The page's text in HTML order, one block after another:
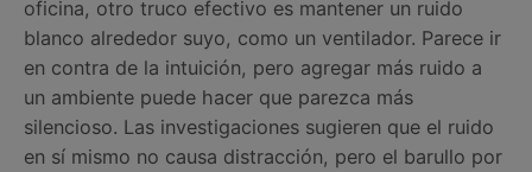
oficina, otro truco efectivo es mantener un ruido
blanco alrededor suyo, como un ventilador. Parece ir
en contra de la intuición, pero agregar más ruido a
un ambiente puede hacer que parezca más
silencioso. Las investigaciones sugieren que el ruido
en sí mismo no causa distracción, pero el barullo por